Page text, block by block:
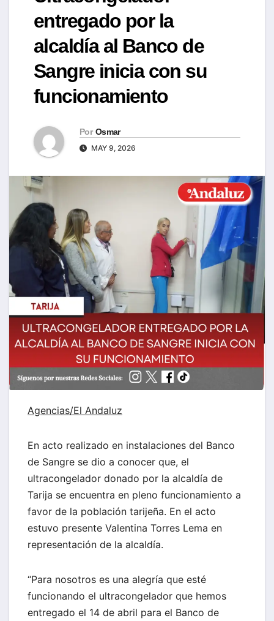
entregado por la
alcaldía al Banco de
Sangre inicia con su
funcionamiento
Por Osmar
MAY 9, 2026
Agencias/El Andaluz
En acto realizado en instalaciones del Banco
de Sangre se dio a conocer que, el
ultracongelador donado por la alcaldía de
Tarija se encuentra en pleno funcionamiento a
favor de la población tarijeña. En el acto
estuvo presente Valentina Torres Lema en
representación de la alcaldía.
“Para nosotros es una alegría que esté
funcionando el ultracongelador que hemos
entregado el 14 de abril para el Banco de